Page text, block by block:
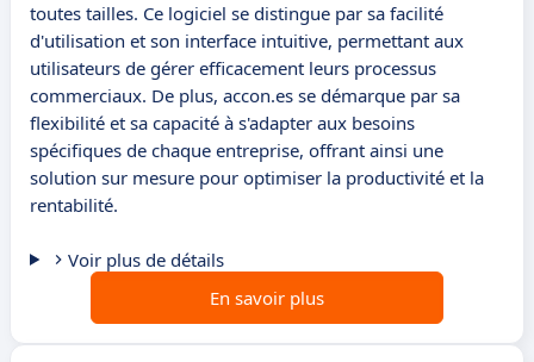
toutes tailles. Ce logiciel se distingue par sa facilité
d'utilisation et son interface intuitive, permettant aux
utilisateurs de gérer efficacement leurs processus
commerciaux. De plus, accon.es se démarque par sa
flexibilité et sa capacité à s'adapter aux besoins
spécifiques de chaque entreprise, offrant ainsi une
solution sur mesure pour optimiser la productivité et la
rentabilité.
Voir plus de détails
En savoir plus